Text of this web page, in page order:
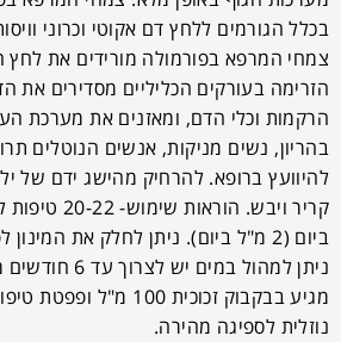
בכלל הגורמים ללחץ דם אקוטי וכרוני
צמחי המרפא בפורמולה מורידים את
הזרימה בעורקים הכליליים מסדירים את
הרקמות וכלי הדם, ומאזנים את מערכת
בהריון, נשים מניקות, אנשים הנוטלים
להיוועץ ברופא. להרחיק מהישג ידם של
ביום (2 מ"ל ביום). ניתן לחלק את המינון לפעמיים ביום.
ניתן למהול במים יש לצרוך עד 6 חודשים מפתיחת הבקבוק.
מגיע בבקבוק זכוכית 100
נוזלית לספיגה מהירה.